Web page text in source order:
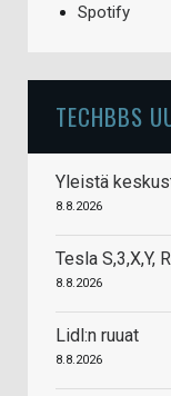
Spotify
TECHBBS
Yleistä
8.8.2026
Tesla S,3,X,Y,
8.8.2026
Lidl:n ruuat
8.8.2026